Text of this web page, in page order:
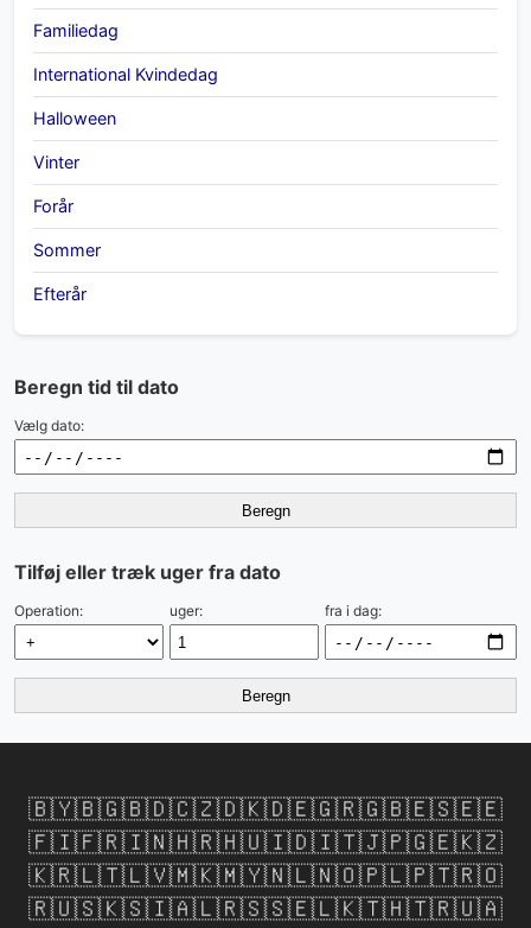
Familiedag
International Kvindedag
Halloween
Vinter
Forår
Sommer
Efterår
Beregn tid til dato
Vælg dato:
Beregn
Tilføj eller træk uger fra dato
Operation: uger: fra i dag:
Beregn
🇧🇾🇧🇬🇧🇩🇨🇿🇩🇰🇩🇪🇬🇷🇬🇧🇪🇸🇪🇪
🇫🇮🇫🇷🇮🇳🇭🇷🇭🇺🇮🇩🇮🇹🇯🇵🇬🇪🇰🇿
🇰🇷🇱🇹🇱🇻🇲🇰🇲🇾🇳🇱🇳🇴🇵🇱🇵🇹🇷🇴
🇷🇺🇸🇰🇸🇮🇦🇱🇷🇸🇸🇪🇱🇰🇹🇭🇹🇷🇺🇦